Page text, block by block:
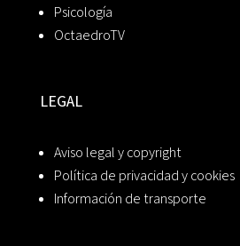
Psicología
OctaedroTV
LEGAL
Aviso legal y copyright
Política de privacidad y cookies
Información de transporte